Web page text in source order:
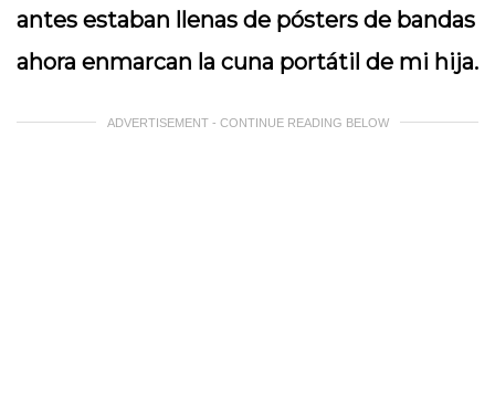
antes estaban llenas de pósters de bandas
ahora enmarcan la cuna portátil de mi hija.
ADVERTISEMENT - CONTINUE READING BELOW